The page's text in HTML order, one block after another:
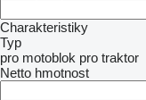
Charakteristiky
Typ
pro motoblok pro traktor
Netto hmotnost